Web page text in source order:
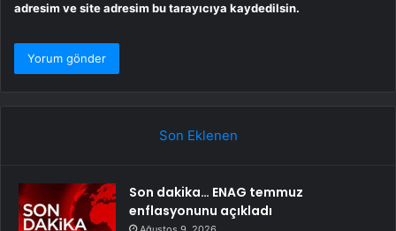
adresim ve site adresim bu tarayıcıya kaydedilsin.
Son Eklenen
Son dakika… ENAG temmuz
enflasyonunu açıkladı